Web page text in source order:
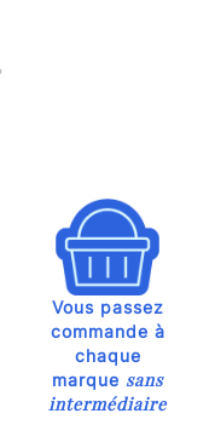
Vous passez
commande à
chaque
marque sans
intermédiaire